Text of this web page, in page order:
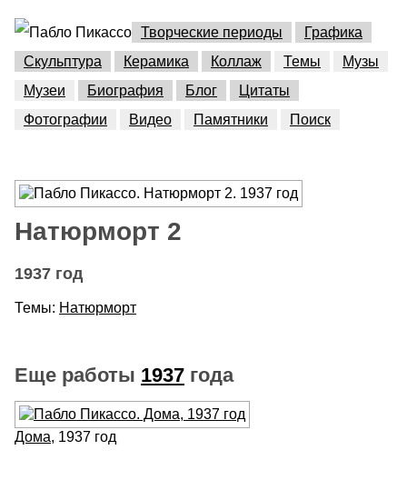
Творческие периоды
Графика
Скульптура
Керамика Коллаж Темы
Музы
Музеи
Биография Блог
Цитаты
Фотографии
Видео Памятники Поиск
Натюрморт 2
1937 год
Темы: Натюрморт
Еще работы 1937 года
Дома, 1937 год